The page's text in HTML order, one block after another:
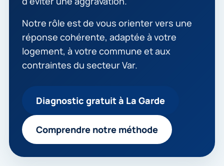
Notre rôle est de vous orienter vers une
réponse cohérente, adaptée à votre
logement, à votre commune et aux
contraintes du secteur Var.
Diagnostic gratuit à La Garde
Comprendre notre méthode